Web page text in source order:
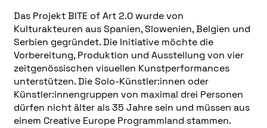
Das Projekt BITE of Art 2.0 wurde von
Kulturakteuren aus Spanien, Slowenien, Belgien und
Serbien gegründet. Die Initiative möchte die
Vorbereitung, Produktion und Ausstellung von vier
zeitgenössischen visuellen Kunstperformances
unterstützen. Die Solo-Künstler:innen oder
Künstler:innengruppen von maximal drei Personen
dürfen nicht älter als 35 Jahre sein und müssen aus
einem Creative Europe Programmland stammen.